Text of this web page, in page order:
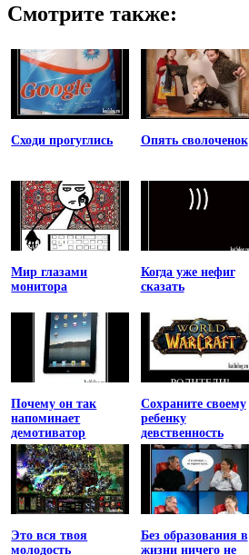
Смотрите также:
Сходи прогуглись Опять сволоченок
Мир глазами
монитора
Когда уже нефиг
сказать
Почему он так
напоминает
демотиватор
Сохраните своему
ребенку
девственность
Это вся твоя
молодость
Без образования в
жизни ничего не